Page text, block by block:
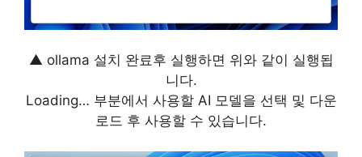
▲ ollama 설치 완료후 실행하면 위와 같이 실행됩
니다.
Loading… 부분에서 사용할 AI 모델을 선택 및 다운
로드 후 사용할 수 있습니다.